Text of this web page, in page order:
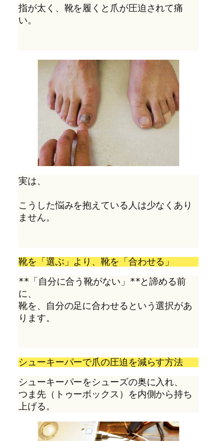
指が太く、靴を履くと爪が圧迫されて痛
い。
実は、
こうした悩みを抱えている人は少なくあり
ません。
靴を「選ぶ」より、靴を「合わせる」
**「自分に合う靴がない」**と諦める前
に、
靴を、自分の足に合わせるという選択があ
ります。
シューキーパーで爪の圧迫を減らす方法
シューキーパーをシューズの奥に入れ、
つま先（トゥーボックス）を内側から持ち
上げる。